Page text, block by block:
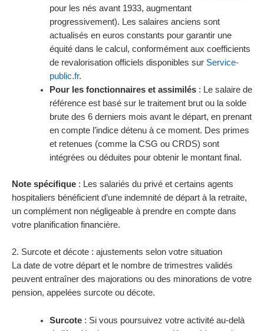
pour les nés avant 1933, augmentant
progressivement). Les salaires anciens sont
actualisés en euros constants pour garantir une
équité dans le calcul, conformément aux coefficients
de revalorisation officiels disponibles sur Service-
public.fr.
Pour les fonctionnaires et assimilés: Le salaire de
référence est basé sur le traitement brut ou la solde
brute des 6 derniers mois avant le départ, en prenant
en compte l’indice détenu à ce moment. Des primes
et retenues (comme la CSG ou CRDS) sont
intégrées ou déduites pour obtenir le montant final.
Note spécifique : Les salariés du privé et certains agents
hospitaliers bénéficient d’une indemnité de départ à la retraite,
un complément non négligeable à prendre en compte dans
votre planification financière.
2. Surcote et décote : ajustements selon votre situation
La date de votre départ et le nombre de trimestres validés
peuvent entraîner des majorations ou des minorations de votre
pension, appelées surcote ou décote.
Surcote: Si vous poursuivez votre activité au-delà